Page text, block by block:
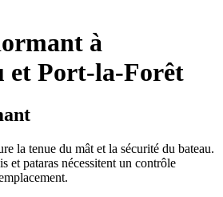
à
et Port-la-Forêt
la tenue du mât et la sécurité du bateau.
et pataras nécessitent un contrôle